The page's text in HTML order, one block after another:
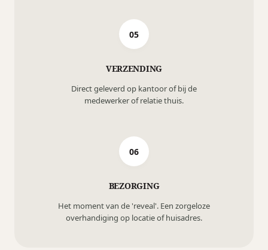
05
VERZENDING
Direct geleverd op kantoor of bij de
medewerker of relatie thuis.
06
BEZORGING
Het moment van de 'reveal'. Een zorgeloze
overhandiging op locatie of huisadres.